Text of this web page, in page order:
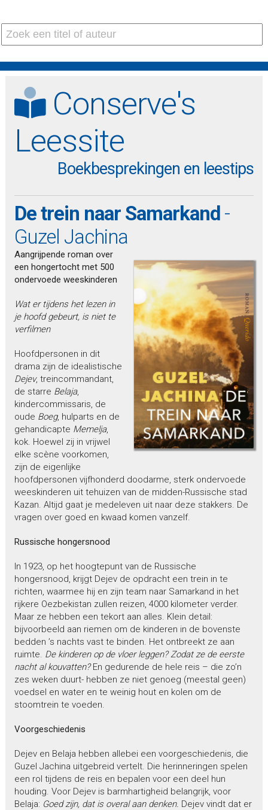
Conserve's
Leessite
Boekbesprekingen en leestips
De trein naar Samarkand-
Guzel Jachina
Aangrijpende roman over
een hongertocht met 500
ondervoede weeskinderen
Wat er tijdens het lezen in
je hoofd gebeurt, is niet te
verfilmen
Hoofdpersonen in dit
drama zijn de idealistische
Dejev, treincommandant,
de starre Belaja,
kindercommissaris, de
oude Boeg, hulparts en de
gehandicapte Memelja,
kok. Hoewel zij in vrijwel
elke scène voorkomen,
zijn de eigenlijke
hoofdpersonen vijfhonderd doodarme, sterk ondervoede
weeskinderen uit tehuizen van de midden-Russische stad
Kazan. Altijd gaat je medeleven uit naar deze stakkers. De
vragen over goed en kwaad komen vanzelf.
Russische hongersnood
In 1923, op het hoogtepunt van de Russische
hongersnood, krijgt Dejev de opdracht een trein in te
richten, waarmee hij en zijn team naar Samarkand in het
rijkere Oezbekistan zullen reizen, 4000 kilometer verder.
Maar ze hebben een tekort aan alles. Klein detail:
bijvoorbeeld aan riemen om de kinderen in de bovenste
bedden ’s nachts vast te binden. Het ontbreekt ze aan
ruimte. De kinderen op de vloer leggen? Zodat ze de eerste
nacht al kouvatten?En gedurende de hele reis – die zo’n
zes weken duurt- hebben ze niet genoeg (meestal geen)
voedsel en water en te weinig hout en kolen om de
stoomtrein te voeden.
Voorgeschiedenis
Dejev en Belaja hebben allebei een voorgeschiedenis, die
Guzel Jachina uitgebreid vertelt. Die herinneringen spelen
een rol tijdens de reis en bepalen voor een deel hun
houding. Voor Dejev is barmhartigheid belangrijk, voor
Belaja: Goed zijn, dat is overal aan denken. Dejev vindt dat er